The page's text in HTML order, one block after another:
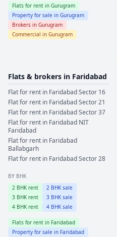
Flats for rent in Gurugram
Property for sale in Gurugram
Brokers in Gurugram
Commercial in Gurugram
Flats & brokers in Faridabad
Flat for rent in FaridabadSector 16
Flat for rent in FaridabadSector 21
Flat for rent in FaridabadSector 37
Flat for rent in Faridabad NIT
Faridabad
Flat for rent in Faridabad
Ballabgarh
Flat for rent in FaridabadSector 28
BY BHK
2 BHK rent 2 BHK sale
3 BHK rent 3 BHK sale
4 BHK rent 4 BHK sale
Flats for rent in Faridabad
Property for sale in Faridabad